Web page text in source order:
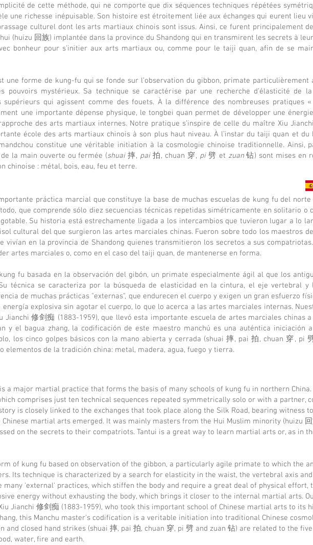
de cette méthode, qui ne comporte que dix séquences techniques répétées
une richesse inépuisable. Son histoire est étroitement liée aux échanges qui eurent lieu
culturel dont les arts martiaux chinois sont issus. Ainsi, ce furent principalement
(huizu 回族) implantée dans la province du Shandong qui en transmirent les secrets à
bonheur pour s'initier aux arts martiaux ou, comme pour le taiji quan, afin de se
une forme de kung-fu qui se fonde sur l’observation du gibbon, primate particulièrement
pouvoirs mystérieux. Sa technique se caractérise par une recherche d’élasticité de
qui agissent comme des fouets. À la différence des nombreuses pratiques
une importante dépense physique, le tongbei quan permet de développer une
des arts martiaux internes. Notre pratique s’inspire de celle du maître Xiu
école des arts martiaux chinois à son plus haut niveau. À l’instar du taiji quan et du
constitue une véritable initiation à la cosmologie chinoise traditionnelle. Ainsi,
la main ouverte ou fermée (shuai摔, pai拍, chuan 穿, pi劈 et zuan钻) sont mises en
chinoise : métal, bois, eau, feu et terre.
práctica marcial que constituye la base de muchas escuelas de kung fu del norte
que comprende sólo diez secuencias técnicas repetidas simétricamente en solitario o
Su historia está estrechamente ligada a los intercambios que tuvieron lugar a lo
cultural del que surgieron las artes marciales chinas. Fueron sobre todo los maestros
vivían en la provincia de Shandong quienes transmitieron los secretos a sus
artes marciales o, como en el caso del taiji quan, de mantenerse en forma.
fu basada en la observación del gibón, un primate especialmente ágil al que los
técnica se caracteriza por la búsqueda de elasticidad en la cintura, el eje vertebral y
de muchas prácticas "externas", que endurecen el cuerpo y exigen un gran esfuerzo
explosiva sin agotar el cuerpo, lo que lo acerca a las artes marciales internas.
修剑痴 (1883-1959), que llevó esta importante escuela de artes marciales chinas a
y el bagua zhang, la codificación de este maestro manchú es una auténtica iniciación
los cinco golpes básicos con la mano abierta y cerrada (shuai 摔, pai 拍, chuan 穿, pi
elementos de la tradición china: metal, madera, agua, fuego y tierra.
a major martial practice that forms the basis of many schools of kung fu in northern China.
comprises just ten technical sequences repeated symmetrically solo or with a partner,
is closely linked to the exchanges that took place along the Silk Road, bearing witness
martial arts emerged. It was mainly masters from the Hui Muslim minority (huizu
on the secrets to their compatriots. Tantui is a great way to learn martial arts or, as in
of kung fu based on observation of the gibbon, a particularly agile primate to which the
Its technique is characterized by a search for elasticity in the waist, the vertebral axis
many 'external' practices, which stiffen the body and require a great deal of physical effort,
energy without exhausting the body, which brings it closer to the internal martial arts.
Jianchi 修剑痴 (1883-1959), who took this important school of Chinese martial arts to its
this Manchu master's codification is a veritable initiation into traditional Chinese
and closed hand strikes (shuai 摔, pai 拍, chuan 穿, pi 劈 and zuan 钻) are related to the
water, fire and earth.